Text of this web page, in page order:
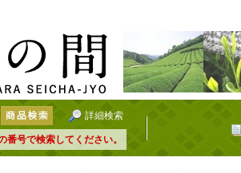
詳細検索
号で検索してください。